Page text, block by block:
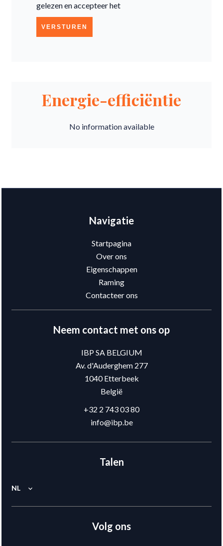
gelezen en accepteer het
VERSTUREN
Energie-efficiëntie
No information available
Navigatie
Startpagina
Over ons
Eigenschappen
Raming
Contacteer ons
Neem contact met ons op
IBP SA BELGIUM
Av. d'Auderghem 277
1040Etterbeek
België
+32 2 743 03 80
info@ibp.be
Talen
NL
Volg ons